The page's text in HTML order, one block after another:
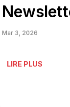
Mar 3, 2026
LIRE PLUS